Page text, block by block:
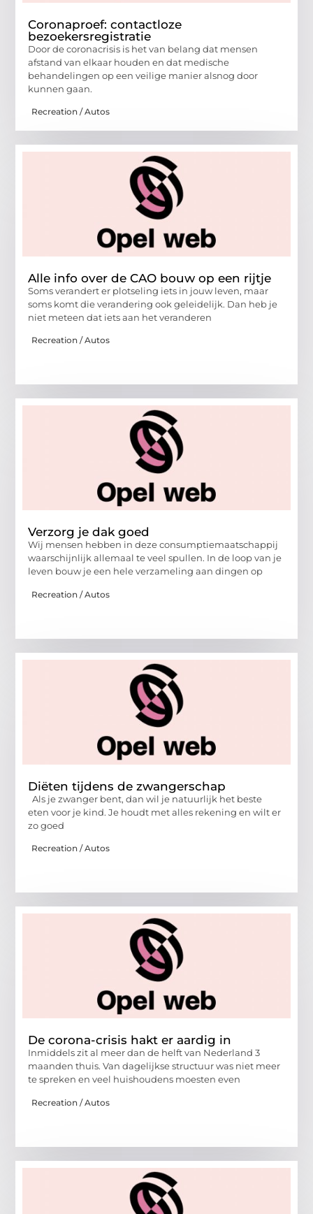
Coronaproef: contactloze
bezoekersregistratie
Door de coronacrisis is het van belang dat mensen
afstand van elkaar houden en dat medische
behandelingen op een veilige manier alsnog door
kunnen gaan.
Recreation / Autos
Alle info over de CAO bouw op een rijtje
Soms verandert er plotseling iets in jouw leven, maar
soms komt die verandering ook geleidelijk. Dan heb je
niet meteen dat iets aan het veranderen
Recreation / Autos
Verzorg je dak goed
Wij mensen hebben in deze consumptiemaatschappij
waarschijnlijk allemaal te veel spullen. In de loop van je
leven bouw je een hele verzameling aan dingen op
Recreation / Autos
Diëten tijdens de zwangerschap
Als je zwanger bent, dan wil je natuurlijk het beste
eten voor je kind. Je houdt met alles rekening en wilt er
zo goed
Recreation / Autos
De corona-crisis hakt er aardig in
Inmiddels zit al meer dan de helft van Nederland 3
maanden thuis. Van dagelijkse structuur was niet meer
te spreken en veel huishoudens moesten even
Recreation / Autos